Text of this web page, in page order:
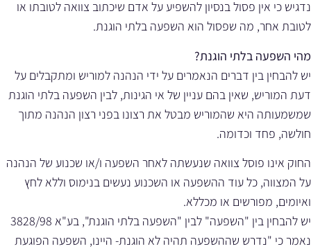
נדגיש כי אין פסול בנסיון להשפיע על אדם שיכתוב צוואה לטובתו או
לטובת אחר, מה שפסול הוא השפעה בלתי הוגנת.
מהי השפעה בלתי הוגנת?
יש להבחין בין דברים הנאמרים על ידי הנהנה למוריש ומתקבלים על
דעת המוריש, שאין בהם עניין של אי הגינות, לבין השפעה בלתי הוגנת
שמשמעותה היא שהמוריש מבטל את רצונו בפני רצון הנהנה מתוך
חולשה, פחד וכדומה.
החוק אינו פוסל צוואה שנעשתה לאחר השפעה ו/או שכנוע של הנהנה
על המצווה, כל עוד ההשפעה או השכנוע נעשים בנימוס וללא לחץ
ואיומים, מפורשים או מכללא.
יש להבחין בין "השפעה" לבין "השפעה בלתי הוגנת", בע"א 3828/98
נאמר כי "נדרש שההשפעה תהיה לא הוגנת- היינו, השפעה הפוגעת